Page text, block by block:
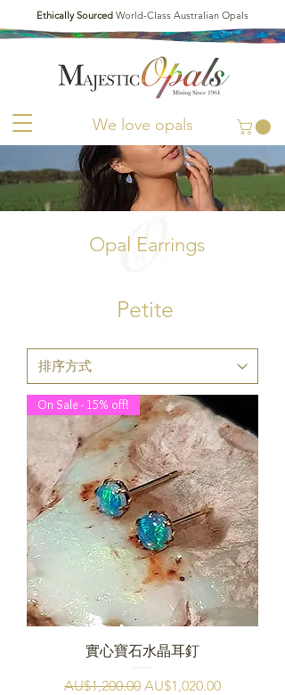
We love opals
Ethically Sourced World-Class Australian Opals
Opal Earrings
Petite
On Sale - 15% off!
實心寶石水晶耳釘
一般價格
AU$1,200.00 促銷價格
AU$1,020.00